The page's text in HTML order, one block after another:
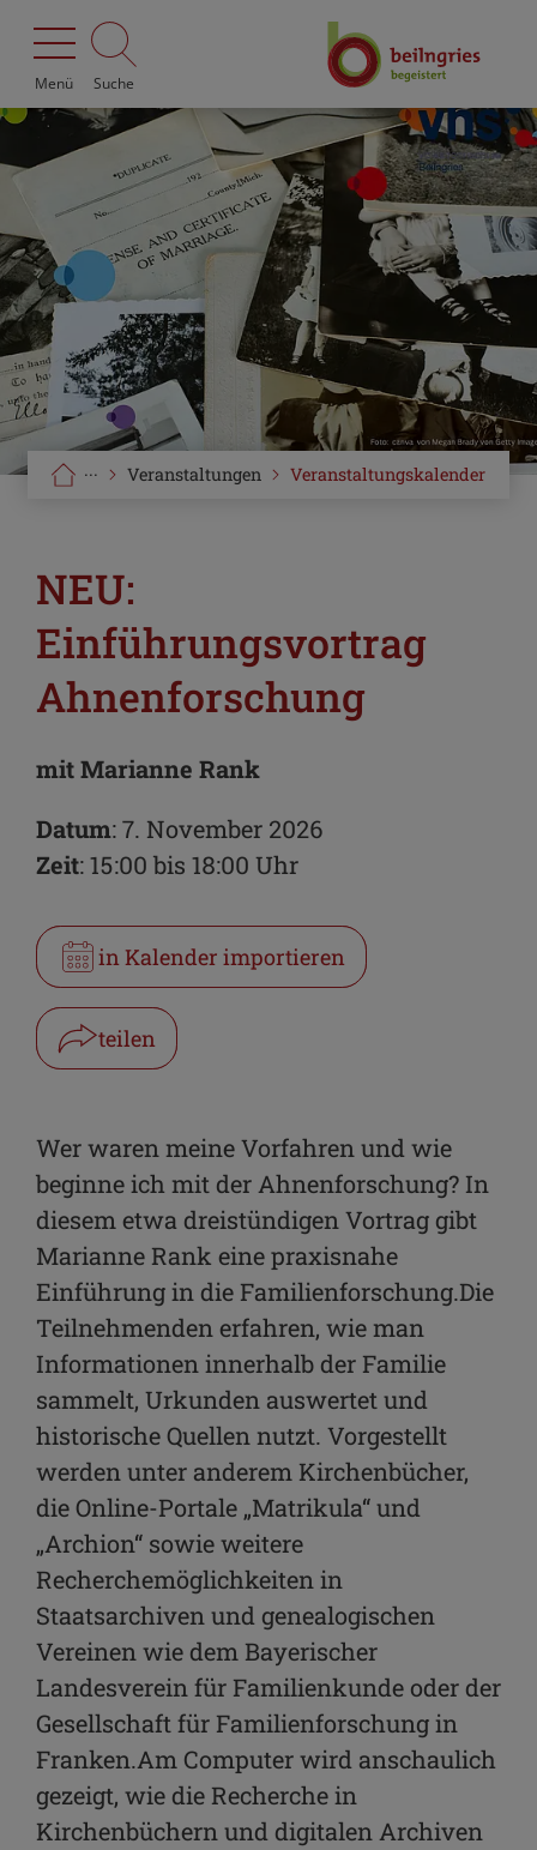
Menü Suche
Veranstaltungskalender
Veranstaltungen
···
NEU:
Einführungsvortrag
Ahnenforschung
mit Marianne Rank
Datum: 7. November 2026
Zeit: 15:00 bis 18:00 Uhr
in Kalender importieren
teilen
WhatsApp
Link kopieren
E-Mail
Wer waren meine Vorfahren und wie
beginne ich mit der Ahnenforschung? In
diesem etwa dreistündigen Vortrag gibt
Marianne Rank eine praxisnahe
Einführung in die Familienforschung.Die
Teilnehmenden erfahren, wie man
Informationen innerhalb der Familie
sammelt, Urkunden auswertet und
historische Quellen nutzt. Vorgestellt
werden unter anderem Kirchenbücher,
die Online-Portale „Matrikula“ und
„Archion“ sowie weitere
Recherchemöglichkeiten in
Staatsarchiven und genealogischen
Vereinen wie dem Bayerischer
Landesverein für Familienkunde oder der
Gesellschaft für Familienforschung in
Franken.Am Computer wird anschaulich
gezeigt, wie die Recherche in
Kirchenbüchern und digitalen Archiven